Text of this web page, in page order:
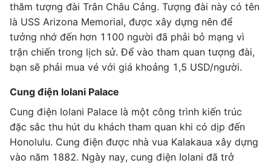
thăm tượng đài Trân Châu Cảng. Tượng đài này có tên
là USS Arizona Memorial, được xây dựng nên để
tưởng nhớ đến hơn 1100 người đã phải bỏ mạng vì
trận chiến trong lịch sử. Để vào tham quan tượng đài,
bạn sẽ phải mua vé với giá khoảng 1,5 USD/người.
Cung điện Iolani Palace
Cung điện Iolani Palace là một công trình kiến trúc
đặc sắc thu hút du khách tham quan khi có dịp đến
Honolulu. Cung điện được nhà vua Kalakaua xây dựng
vào năm 1882. Ngày nay, cung điện Iolani đã trở